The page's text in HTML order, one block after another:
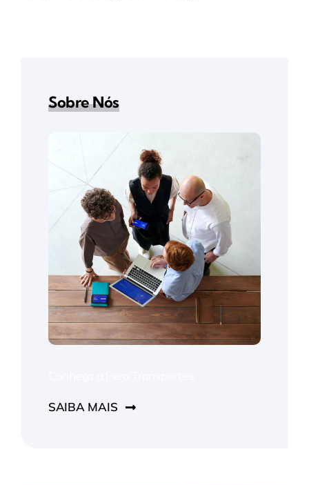
Sobre Nós
SAIBA MAIS